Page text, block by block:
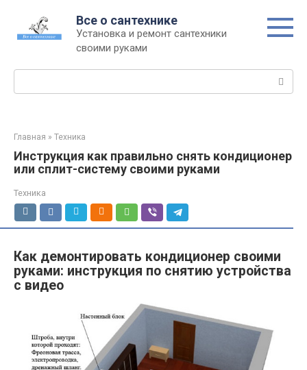
контенту
Все о сантехнике
Установка и ремонт сантехники
своими руками
Главная » Техника
Инструкция как правильно снять кондиционер
или сплит-систему своими руками
Техника
Как демонтировать кондиционер своими
руками: инструкция по снятию устройства
с видео